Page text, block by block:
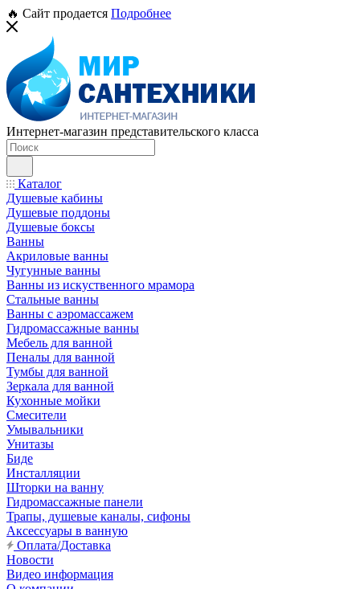
🔥 Сайт продается Подробнее
Интернет-магазин представительского класса
Каталог
Душевые кабины
Душевые поддоны
Душевые боксы
Ванны
Акриловые ванны
Чугунные ванны
Ванны из искуственного мрамора
Стальные ванны
Ванны с аэромассажем
Гидромассажные ванны
Мебель для ванной
Пеналы для ванной
Тумбы для ванной
Зеркала для ванной
Кухонные мойки
Смесители
Умывальники
Унитазы
Биде
Инсталляции
Шторки на ванну
Гидромассажные панели
Трапы, душевые каналы, сифоны
Аксессуары в ванную
Оплата/Доставка
Новости
Видео информация